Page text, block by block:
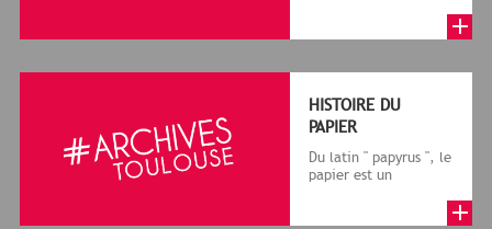
le cadre de la f...
HISTOIRE DU
PAPIER
Du latin " papyrus ", le
papier est un